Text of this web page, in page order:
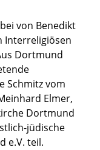
von Benedikt
Interreligiösen
Dortmund
Schmitz vom
Elmer,
Dortmund
jüdische
e.V. teil.